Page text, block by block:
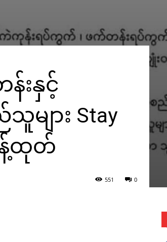
းနှင့်
ျား Stay
န့်ထုတ်
0
551